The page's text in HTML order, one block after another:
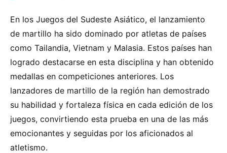
En los Juegos del Sudeste Asiático, el lanzamiento
de martillo ha sido dominado por atletas de países
como Tailandia, Vietnam y Malasia. Estos países han
logrado destacarse en esta disciplina y han obtenido
medallas en competiciones anteriores. Los
lanzadores de martillo de la región han demostrado
su habilidad y fortaleza física en cada edición de los
juegos, convirtiendo esta prueba en una de las más
emocionantes y seguidas por los aficionados al
atletismo.